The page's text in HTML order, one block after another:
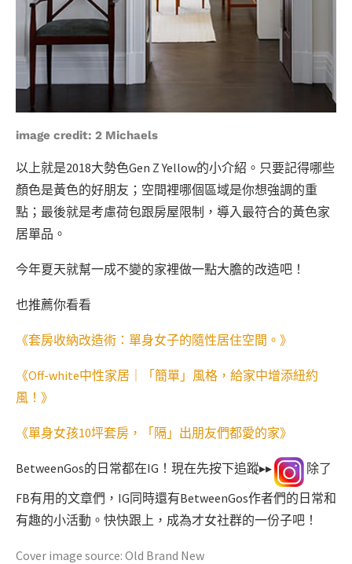
image credit: 2 Michaels
以上就是2018大勢色Gen Z Yellow的小介紹。只要記得哪些
顏色是黃色的好朋友；空間裡哪個區域是你想強調的重
點；最後就是考慮荷包跟房屋限制，導入最符合的黃色家
居單品。
今年夏天就幫一成不變的家裡做一點大膽的改造吧！
也推薦你看看
《套房收納改造術：單身女子的隨性居住空間。》
《Off-white中性家居｜「簡單」風格，給家中增添紐約
風！》
《單身女孩10坪套房，「隔」出朋友們都愛的家》
BetweenGos的日常都在IG！現在先按下追蹤▸▸
除了
FB有用的文章們，IG同時還有BetweenGos作者們的日常和
有趣的小活動。快快跟上，成為才女社群的一份子吧！
Cover image source: Old Brand New